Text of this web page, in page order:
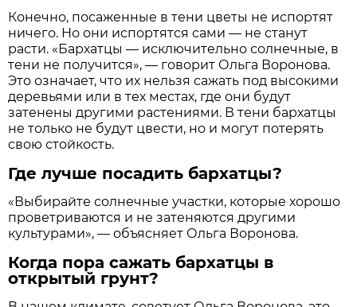
Конечно, посаженные в тени цветы не испортят
ничего. Но они испортятся сами — не станут
расти. «Бархатцы — исключительно солнечные, в
тени не получится», — говорит Ольга Воронова.
Это означает, что их нельзя сажать под высокими
деревьями или в тех местах, где они будут
затенены другими растениями. В тени бархатцы
не только не будут цвести, но и могут потерять
свою стойкость.
Где лучше посадить бархатцы?
«Выбирайте солнечные участки, которые хорошо
проветриваются и не затеняются другими
культурами», — объясняет Ольга Воронова.
Когда пора сажать бархатцы в
открытый грунт?